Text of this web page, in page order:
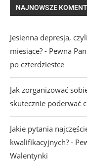
NAJNOWSZE
Jesienna depresja,
miesiące? - Pewna
po czterdziestce
Jak zorganizować
skutecznie poderwać
Jakie pytania
kwalifikacyjnych? -
Walentynki